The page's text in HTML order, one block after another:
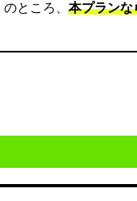
ところ、 本プランな